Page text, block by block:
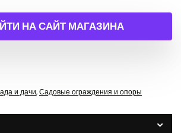
НА САЙТ МАГАЗИНА
и дачи,Садовые ограждения и опоры